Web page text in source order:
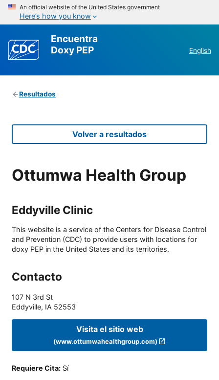
An official website of the United States government
Here’s how you know
Encuentra
Doxy PEP
English
Resultados
Volver a resultados
Ottumwa Health Group
Eddyville Clinic
This website is a service of the Centers for Disease Control
and Prevention (CDC) to provide users with locations for
doxy PEP in the United States and its territories.
Contacto
107 N 3rd St
Eddyville, IA 52553
Visita el sitio web
(www.ottumwahealthgroup.com)
Requiere Cita: Sí